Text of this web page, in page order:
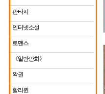
판타지
인터넷소설
로맨스
《일반만화》
짝권
할리퀸